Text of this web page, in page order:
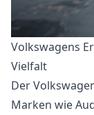
Volkswagens
Vielfalt
Der
Marken wie